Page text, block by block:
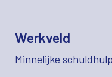
Werkveld
Minnelijke